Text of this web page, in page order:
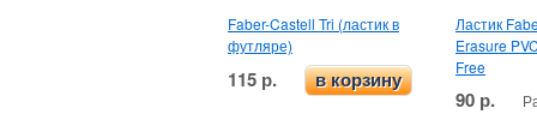
Faber-Castell Tri (ластик в
футляре)
115 р. в корзину
Ластик
Erasure
Free
90 р.